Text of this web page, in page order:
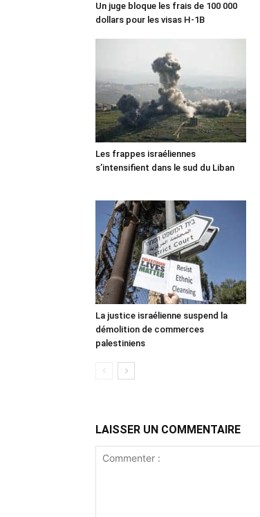
Un juge bloque les frais de 100 000
dollars pour les visas H-1B
Les frappes israéliennes
s’intensifient dans le sud du Liban
La justice israélienne suspend la
démolition de commerces
palestiniens
LAISSER UN COMMENTAIRE